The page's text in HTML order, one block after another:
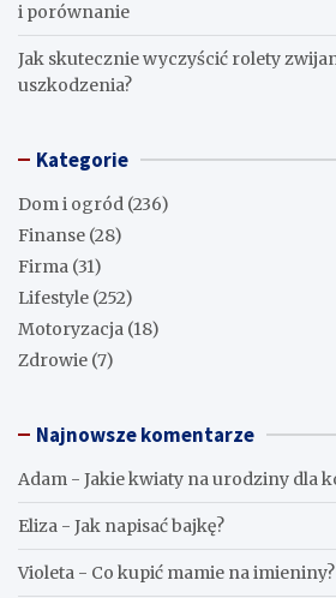
i porównanie
Jak skutecznie wyczyścić rolety
uszkodzenia?
Kategorie
Dom i ogród (236)
Finanse (28)
Firma (31)
Lifestyle (252)
Motoryzacja (18)
Zdrowie (7)
Najnowsze komentarze
Adam - Jakie kwiaty na urodziny dla
Eliza - Jak napisać bajkę?
Violeta - Co kupić mamie na imieniny?